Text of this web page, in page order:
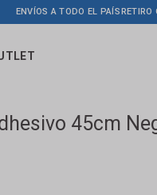
A TODO EL PAÍSRETIRO
45cm